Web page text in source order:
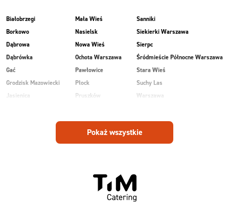
Białobrzegi
Borkowo
Dąbrowa
Dąbrówka
Gać
Grodzisk Mazowiecki
Jasienica
Mała Wieś
Nasielsk
Nowa Wieś
Ochota Warszawa
Pawłowice
Płock
Pruszków
Radom
Ruda
Sanniki
Siekierki Warszawa
Sierpc
Śródmieście Północne Warszawa
Stara Wieś
Suchy Las
Warszawa
Wesoła
Zalesie
Pokaż wszystkie